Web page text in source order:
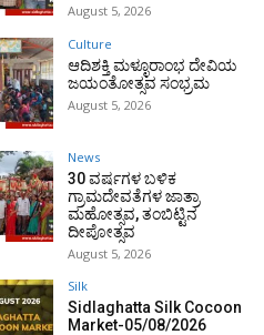
August 5, 2026
Culture
ಆದಿಶಕ್ತಿ ಮಳ್ಳೂರಾಂಭ ದೇವಿಯ
ಜಯಂತೋತ್ಸವ ಸಂಭ್ರಮ
August 5, 2026
News
30 ವರ್ಷಗಳ ಬಳಿಕ
ಗ್ರಾಮದೇವತೆಗಳ ಜಾತ್ರಾ
ಮಹೋತ್ಸವ, ತಂಬಿಟ್ಟಿನ
ದೀಪೋತ್ಸವ
August 5, 2026
Silk
Sidlaghatta Silk Cocoon
Market-05/08/2026